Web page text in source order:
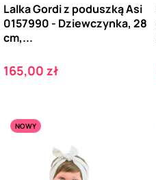
Lalka Gordi z poduszką Asi
0157990 - Dziewczynka, 28
cm,...
Cena
165,00 zł
NOWY